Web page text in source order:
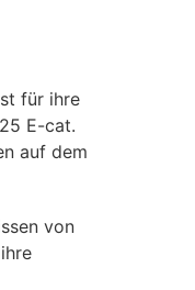
für ihre
E-cat.
auf dem
von